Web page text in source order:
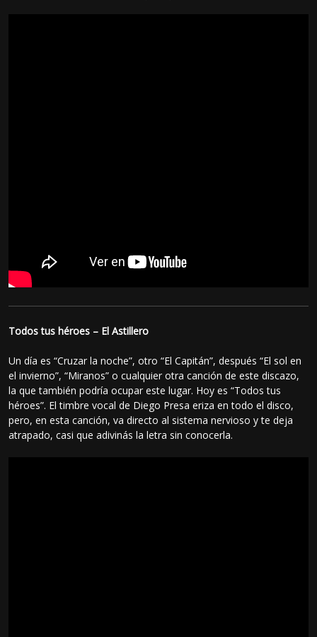
Todos tus héroes – El Astillero
Un día es “Cruzar la noche”, otro “El Capitán”, después “El sol en
el invierno”, “Miranos” o cualquier otra canción de este discazo,
la que también podría ocupar este lugar. Hoy es “Todos tus
héroes”. El timbre vocal de Diego Presa eriza en todo el disco,
pero, en esta canción, va directo al sistema nervioso y te deja
atrapado, casi que adivinás la letra sin conocerla.